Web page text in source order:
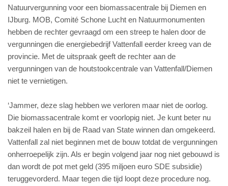
Natuurvergunning voor een biomassacentrale bij Diemen en
IJburg. MOB, Comité Schone Lucht en Natuurmonumenten
hebben de rechter gevraagd om een streep te halen door de
vergunningen die energiebedrijf Vattenfall eerder kreeg van de
provincie. Met de uitspraak geeft de rechter aan de
vergunningen van de houtstookcentrale van Vattenfall/Diemen
niet te vernietigen.
‘Jammer, deze slag hebben we verloren maar niet de oorlog.
Die biomassacentrale komt er voorlopig niet. Je kunt beter nu
bakzeil halen en bij de Raad van State winnen dan omgekeerd.
Vattenfall zal niet beginnen met de bouw totdat de vergunningen
onherroepelijk zijn. Als er begin volgend jaar nog niet gebouwd is
dan wordt de pot met geld (395 miljoen euro SDE subsidie)
teruggevorderd. Maar tegen die tijd loopt deze procedure nog.